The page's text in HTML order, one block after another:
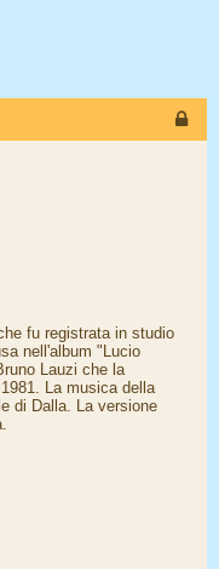
fu registrata in studio
nell'album "Lucio
Lauzi che la
La musica della
di Dalla. La versione